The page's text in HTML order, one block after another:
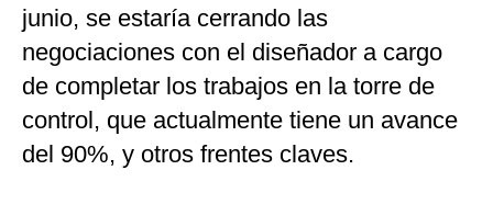
junio, se estaría cerrando las
negociaciones con el diseñador a cargo
de completar los trabajos en la torre de
control, que actualmente tiene un avance
del 90%, y otros frentes claves.